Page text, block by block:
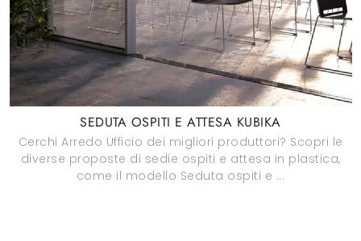
SEDUTA OSPITI E ATTESA KUBIKA
Cerchi Arredo Ufficio dei migliori produttori? Scopri le
diverse proposte di sedie ospiti e attesa in plastica,
come il modello Seduta ospiti e ...